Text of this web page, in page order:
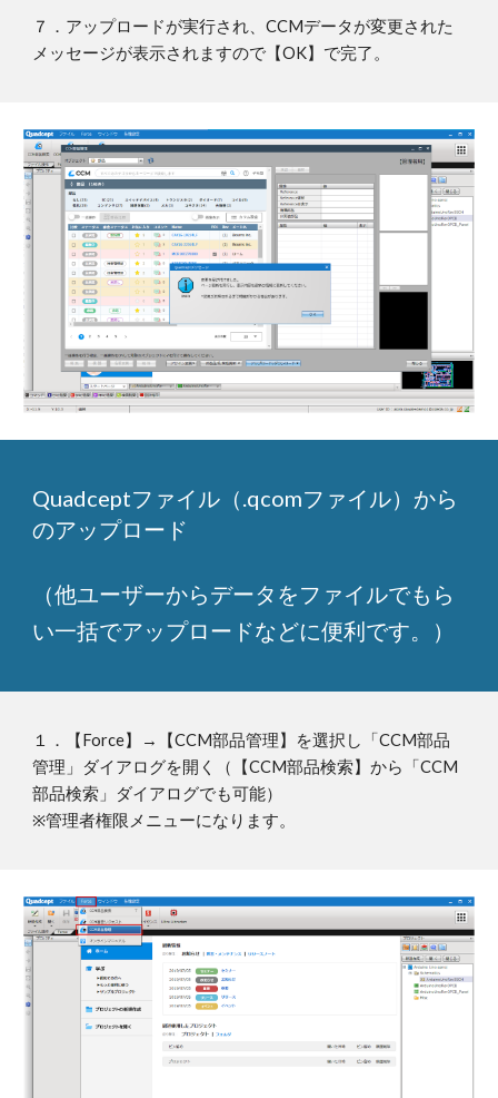
７ ．アップロードが実行され、CCMデータが変更された
メッセージが表示されますので【OK】で完了。
Quadceptファイル（.qcomファイル）から
のアップロード
（他ユーザーからデータをファイルでもら
い一括でアップロードなどに便利です。）
１．【Force】→【CCM部品管理】を選択し「CCM部品
管理」ダイアログを開く（【CCM部品検索】から「CCM
部品検索」ダイアログでも可能）
※管理者権限メニューになります。